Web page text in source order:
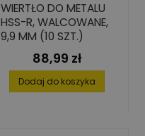
WIERTŁO DO METALU
HSS-R, WALCOWANE,
9,9 MM (10 SZT.)
Cena
88,99 zł
Dodaj do koszyka